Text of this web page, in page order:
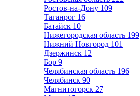
Ростов-на-Дону 109
Таганрог 16
Батайск 10
Нижегородская область 199
Нижний Новгород 101
Дзержинск 12
Бор 9
Челябинская область 196
Челябинск 90
Магнитогорск 27